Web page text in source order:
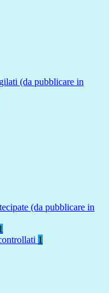
(da pubblicare in
(da pubblicare in
1